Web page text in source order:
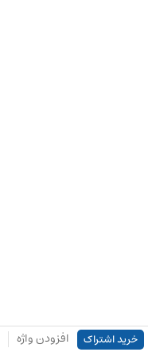
خرید اشتراک افزودن واژه